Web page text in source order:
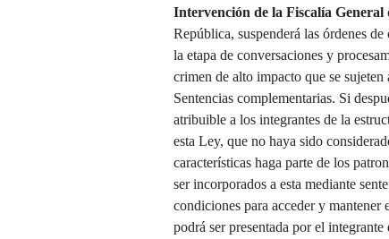
Intervención de la Fiscalía General
República, suspenderá las órdenes
la etapa de conversaciones y
crimen de alto impacto que se sujeten
Sentencias complementarias. Si
atribuible a los integrantes de la
esta Ley, que no haya sido
características haga parte de los
ser incorporados a esta mediante
condiciones para acceder y
podrá ser presentada por el